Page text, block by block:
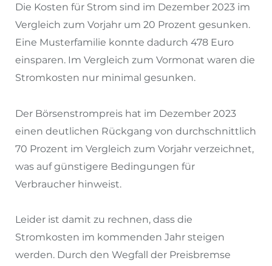
Die Kosten für Strom sind im Dezember 2023 im
Vergleich zum Vorjahr um 20 Prozent gesunken.
Eine Musterfamilie konnte dadurch 478 Euro
einsparen. Im Vergleich zum Vormonat waren die
Stromkosten nur minimal gesunken.
Der Börsenstrompreis hat im Dezember 2023
einen deutlichen Rückgang von durchschnittlich
70 Prozent im Vergleich zum Vorjahr verzeichnet,
was auf günstigere Bedingungen für
Verbraucher hinweist.
Leider ist damit zu rechnen, dass die
Stromkosten im kommenden Jahr steigen
werden. Durch den Wegfall der Preisbremse